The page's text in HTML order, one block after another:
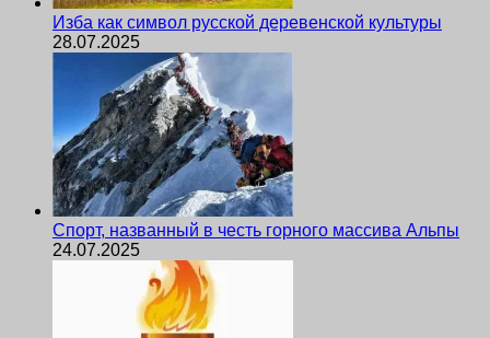
Изба как символ русской деревенской культуры
28.07.2025
Спорт, названный в честь горного массива Альпы
24.07.2025